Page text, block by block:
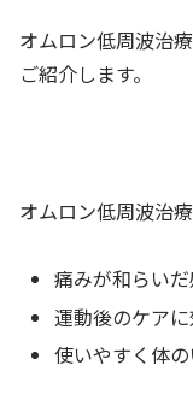
オムロン低周波治
ご紹介します。
オムロン低周波治
痛みが和らい
運動後のケア
使いやすく体